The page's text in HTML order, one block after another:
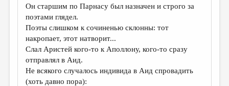
Он старшим по Парнасу был назначен и строго за
поэтами глядел.
Поэты слишком к сочиненью склонны: тот
накропает, этот натворит...
Слал Аристей кого-то к Аполлону, кого-то сразу
отправлял в Аид.
Не всякого случалось индивида в Аид спровадить
(хоть давно пора):